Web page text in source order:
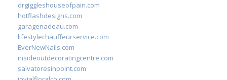
drgiggleshouseofpain.com
hotflashdesigns.com
garagenadeau.com
lifestylechauffeurservice.com
EverNewNails.com
insideoutdecoratingcentre.com
salvatoresinpoint.com